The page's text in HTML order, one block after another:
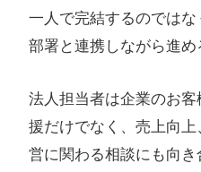
一人で完結するのでは
部署と連携しながら進め
法人担当者は企業のお
援だけでなく、売上向
営に関わる相談にも向